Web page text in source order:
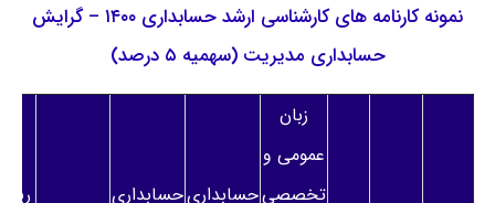
نمونه کارنامه های کارشناسی ارشد حسابداری ۱۴۰۰ – گرایش
حسابداری مدیریت (سهمیه ۵ درصد)
زبان
عمومی و
تخصصیحسابداریحسابداری